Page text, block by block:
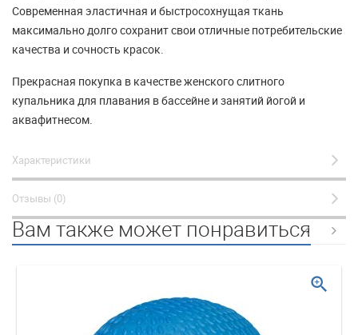
Современная эластичная и быстросохнущая ткань
максимально долго сохранит свои отличные потребительские
качества и сочность красок.
Прекрасная покупка в качестве женского слитного
купальника для плавания в бассейне и занятий йогой и
аквафитнесом.
Характеристики
Отзывы (0)
Вам также может понравиться
zoom_in